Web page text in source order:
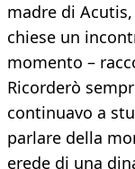
madre di
chiese un
momento –
Ricorderò
continuavo a
parlare della
erede di una